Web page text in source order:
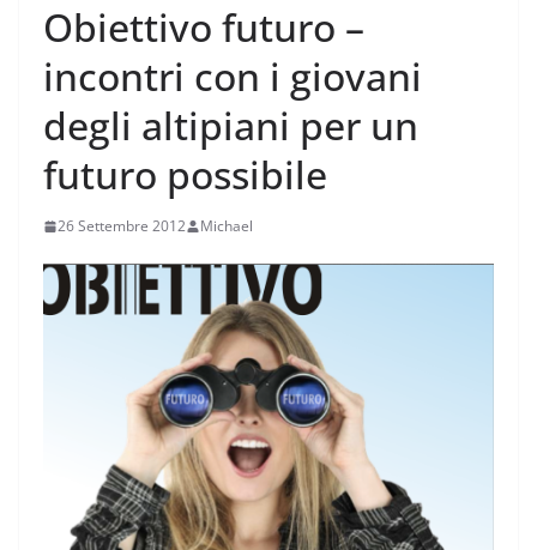
Obiettivo futuro –
incontri con i giovani
degli altipiani per un
futuro possibile
26 Settembre 2012 Michael